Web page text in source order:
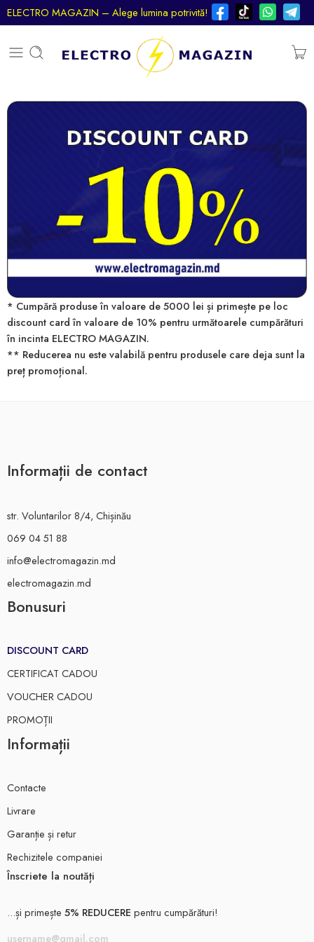
ELECTRO MAGAZIN – Alege lumina potrivită!
* Cumpără produse în valoare de 5000 lei și primește pe loc
discount card în valoare de 10% pentru următoarele cumpărături
în incinta ELECTRO MAGAZIN.
** Reducerea nu este valabilă pentru produsele care deja sunt la
preț promoțional.
Informații de contact
str. Voluntarilor 8/4, Chișinău
069 04 51 88
info@electromagazin.md
electromagazin.md
Bonusuri
DISCOUNT CARD
CERTIFICAT CADOU
VOUCHER CADOU
PROMOȚII
Informații
Contacte
Livrare
Garanție și retur
Rechizitele companiei
Înscriete la noutăți
...și primește 5% REDUCERE pentru cumpărături!